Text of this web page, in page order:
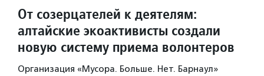
От созерцателей к деятелям:
алтайские экоактивисты создали
новую систему приема волонтеров
Организация «Мусора. Больше. Нет. Барнаул»